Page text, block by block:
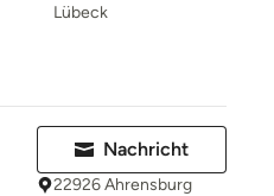
Lübeck
Nachricht
22926 Ahrensburg